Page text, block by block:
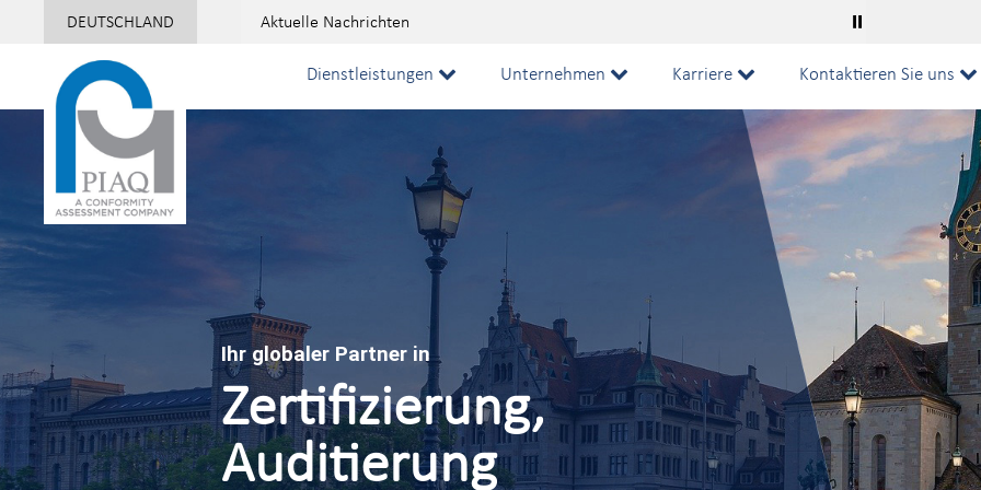
DEUTSCHLAND Aktuelle Nachrichten ⏸
Dienstleistungen Unternehmen Karriere Kontaktieren Sie uns
Ihr globaler Partner in
Zertifizierung,
Auditierung